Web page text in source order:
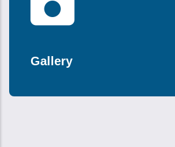
Gallery